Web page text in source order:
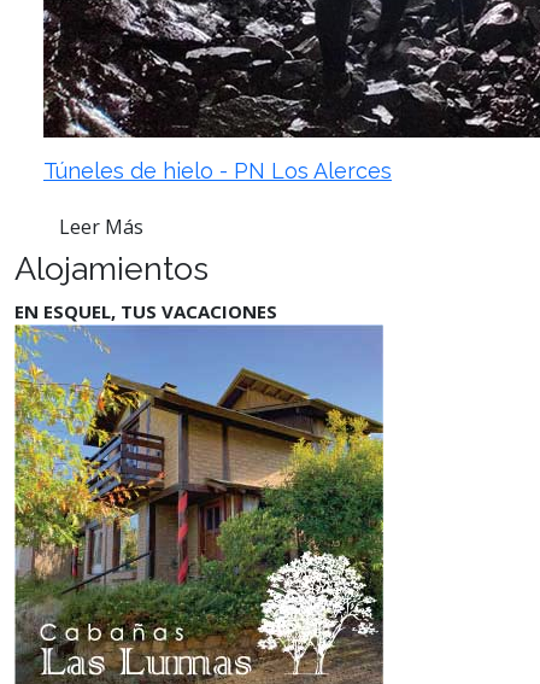
Túneles de hielo - PN Los Alerces
Leer Más
Alojamientos
EN ESQUEL, TUS VACACIONES